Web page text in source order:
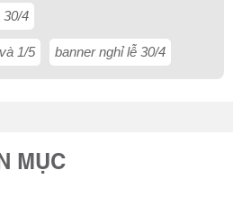
30/4
1/5 banner nghỉ lễ 30/4
MỤC